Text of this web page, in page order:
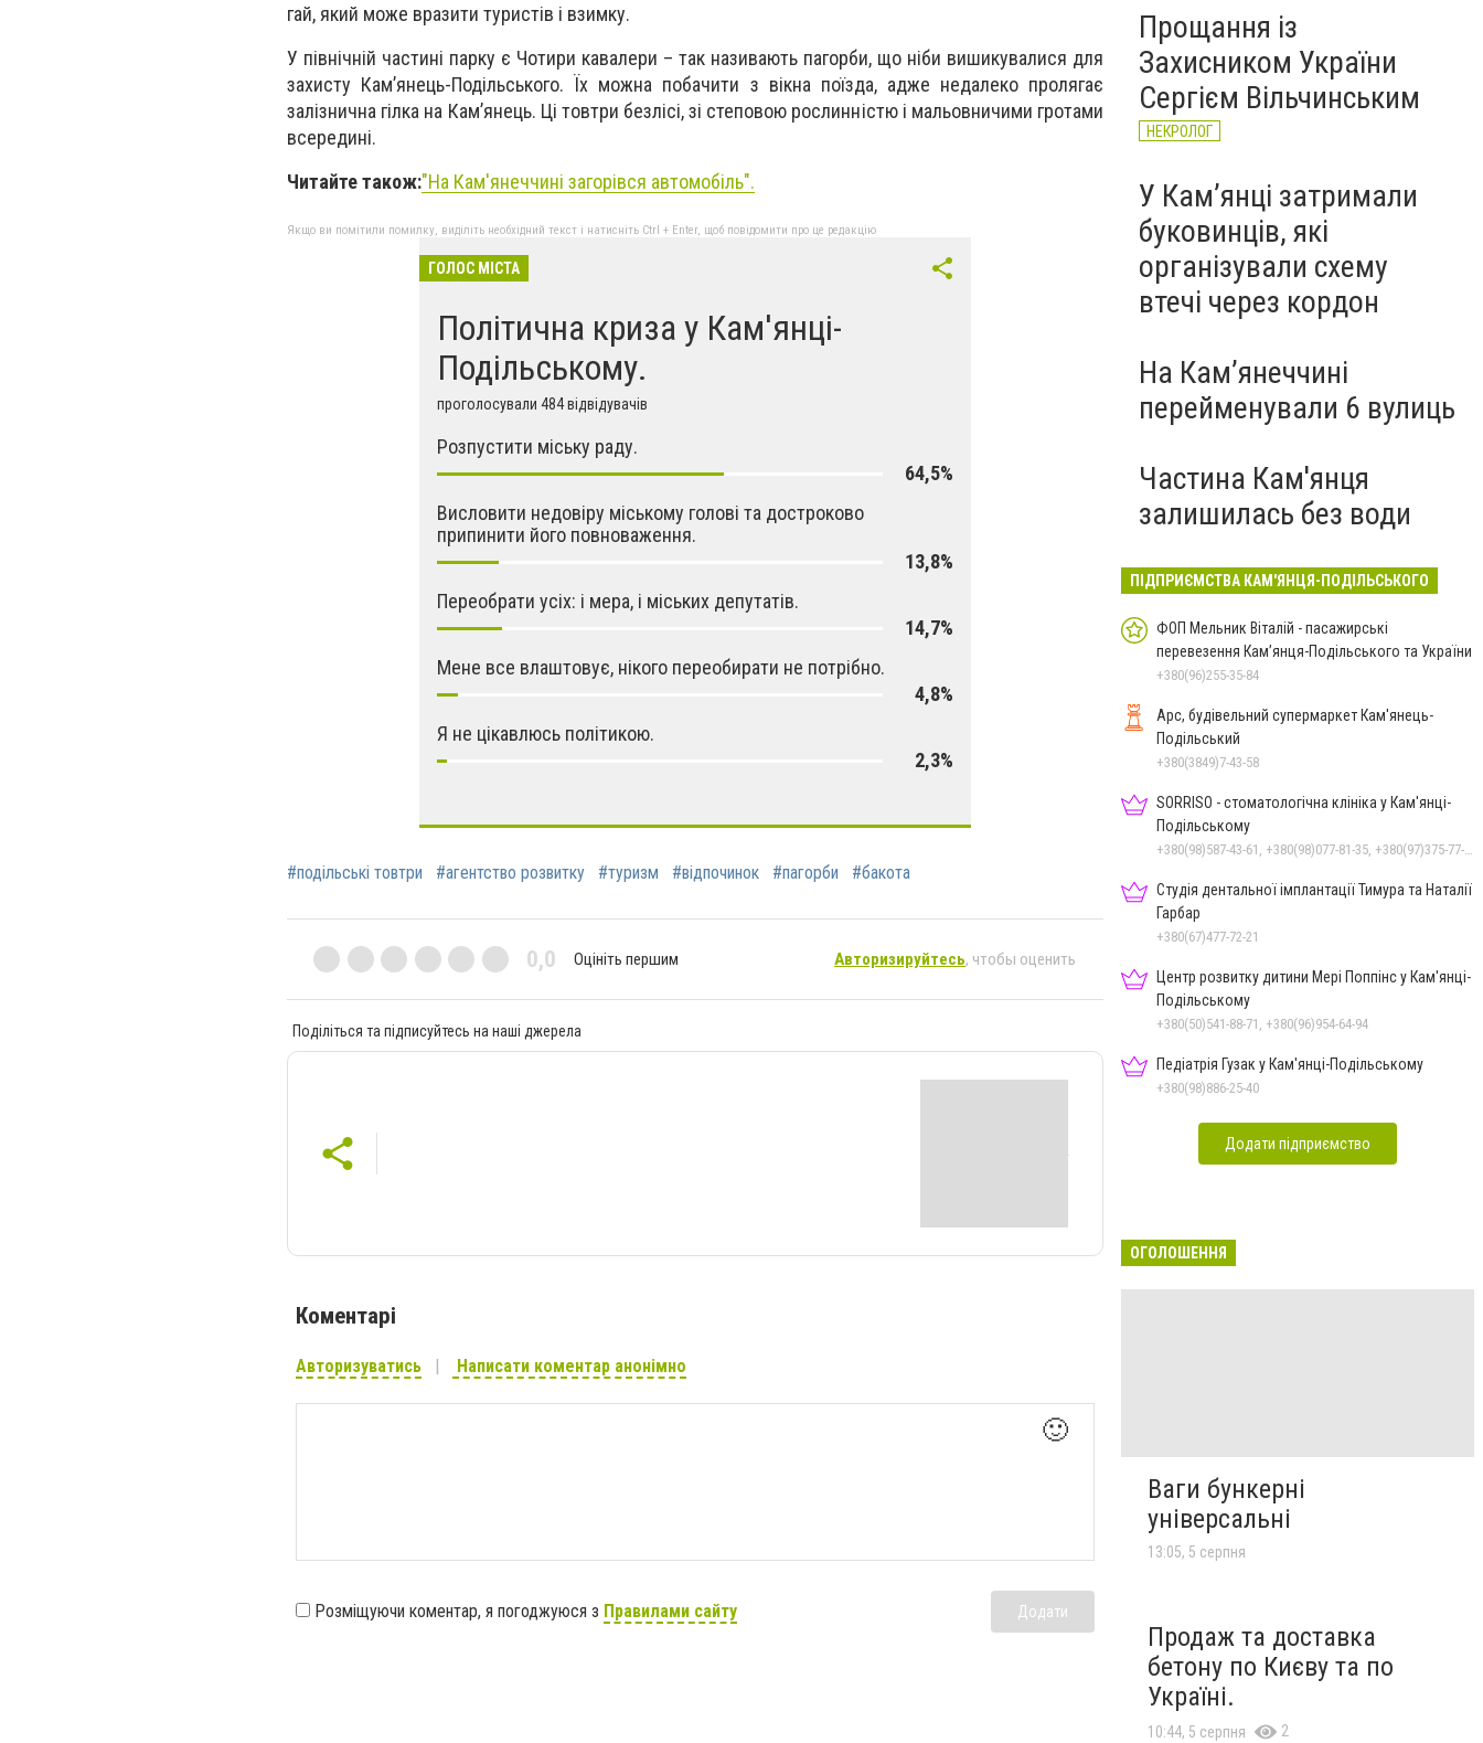
гай, який може вразити туристів і взимку.
У північній частині парку є Чотири кавалери – так називають пагорби, що ніби вишикувалися для
захисту Кам’янець-Подільського. Їх можна побачити з вікна поїзда, адже недалеко пролягає
залізнична гілка на Кам’янець. Ці товтри безлісі, зі степовою рослинністю і мальовничими гротами
всередині.
Читайте також:"На Кам'янеччині загорівся автомобіль".
Якщо ви помітили помилку, виділіть необхідний текст і натисніть Ctrl + Enter, щоб повідомити про це редакцію
ГОЛОС МІСТА
Політична криза у Кам'янці-
Подільському.
проголосували 484 відвідувачів
Розпустити міську раду.
64,5%
Висловити недовіру міському голові та достроково
припинити його повноваження.
13,8%
Переобрати усіх: і мера, і міських депутатів.
14,7%
Мене все влаштовує, нікого переобирати не потрібно.
4,8%
Я не цікавлюсь політикою.
2,3%
#подільські товтри #агентство розвитку #туризм #відпочинок #пагорби #бакота
0,0 Оцініть першим Авторизируйтесь, чтобы оценить
Поділіться та підписуйтесь на наші джерела
Коментарі
Авторизуватись Написати коментар анонімно
🙂
Розміщуючи коментар, я погоджуюся з Правилами сайту Додати
Прощання із
Захисником України
Сергієм Вільчинським
НЕКРОЛОГ
У Кам’янці затримали
буковинців, які
організували схему
втечі через кордон
На Камʼянеччині
перейменували 6 вулиць
Частина Кам'янця
залишилась без води
ПІДПРИЄМСТВА КАМ'ЯНЦЯ-ПОДІЛЬСЬКОГО
ФОП Мельник Віталій - пасажирські
перевезення Кам’янця-Подільського та України
+380(96)255-35-84
Арс, будівельний супермаркет Кам'янець-
Подільський
+380(3849)7-43-58
SORRISO - стоматологічна клініка у Кам'янці-
Подільському
+380(98)587-43-61, +380(98)077-81-35, +380(97)375-77-72, +380(97)982-31-07
Студія дентальної імплантації Тимура та Наталії
Гарбар
+380(67)477-72-21
Центр розвитку дитини Мері Поппінс у Кам'янці-
Подільському
+380(50)541-88-71, +380(96)954-64-94
Педіатрія Гузак у Кам'янці-Подільському
+380(98)886-25-40
Додати підприємство
ОГОЛОШЕННЯ
Ваги бункерні
універсальні
13:05, 5 серпня
Продаж та доставка
бетону по Києву та по
Україні.
10:44, 5 серпня 2